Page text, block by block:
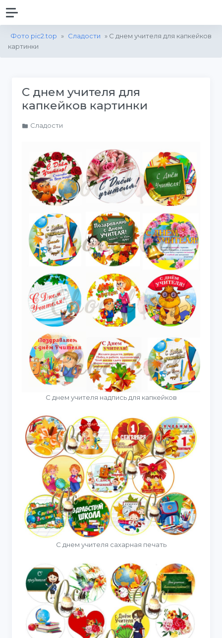
Фото pic2.top » Сладости
» С днем учителя для капкейков
картинки
С днем учителя для
капкейков картинки
Сладости
С днем учителя надпись для капкейков
С днем учителя сахарная печать